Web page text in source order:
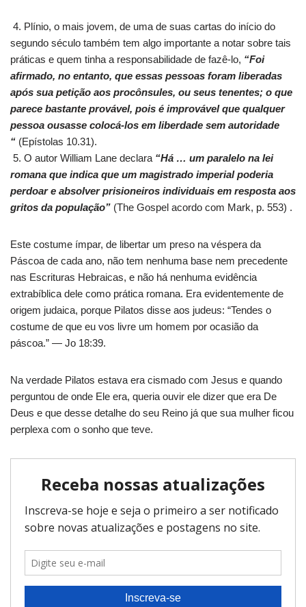
4. Plínio, o mais jovem, de uma de suas cartas do início do
segundo século também tem algo importante a notar sobre tais
práticas e quem tinha a responsabilidade de fazê-lo, “Foi
afirmado, no entanto, que essas pessoas foram liberadas
após sua petição aos procônsules, ou seus tenentes; o que
parece bastante provável, pois é improvável que qualquer
pessoa ousasse colocá-los em liberdade sem autoridade
“ (Epístolas 10.31).
5. O autor William Lane declara “Há … um paralelo na lei
romana que indica que um magistrado imperial poderia
perdoar e absolver prisioneiros individuais em resposta aos
gritos da população” (The Gospel acordo com Mark, p. 553) .
Este costume ímpar, de libertar um preso na véspera da
Páscoa de cada ano, não tem nenhuma base nem precedente
nas Escrituras Hebraicas, e não há nenhuma evidência
extrabíblica dele como prática romana. Era evidentemente de
origem judaica, porque Pilatos disse aos judeus: “Tendes o
costume de que eu vos livre um homem por ocasião da
páscoa.” — Jo 18:39.
Na verdade Pilatos estava era cismado com Jesus e quando
perguntou de onde Ele era, queria ouvir ele dizer que era De
Deus e que desse detalhe do seu Reino já que sua mulher ficou
perplexa com o sonho que teve.